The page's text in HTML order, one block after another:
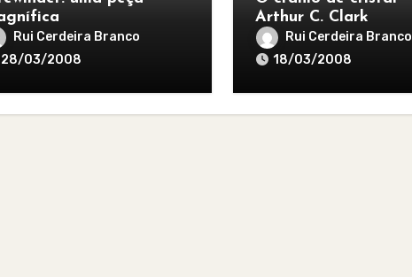
Rui Cerdeira Branco
28/03/2008
Arthur C. Clark
Rui Cerdeira Branco
18/03/2008